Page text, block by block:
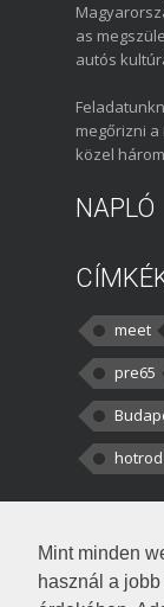
Mint minden
használ a
as
autós
megőrizni
közel
NAPLÓ
meet
pre65
hotrod
darabbaal